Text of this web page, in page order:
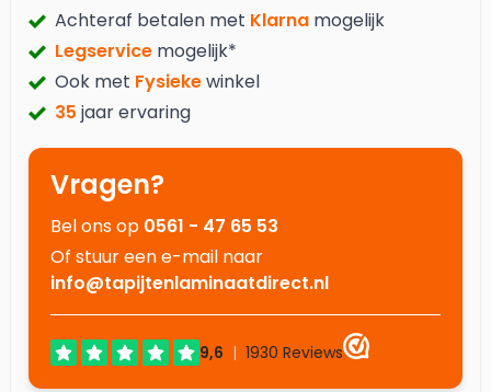
Achteraf betalen met Klarna mogelijk
Legservice mogelijk*
Ook met Fysiekewinkel
35 jaar ervaring
Vragen?
Bel ons op 0561 - 47 65 53
Of stuur een e-mail naar
info@tapijtenlaminaatdirect.nl